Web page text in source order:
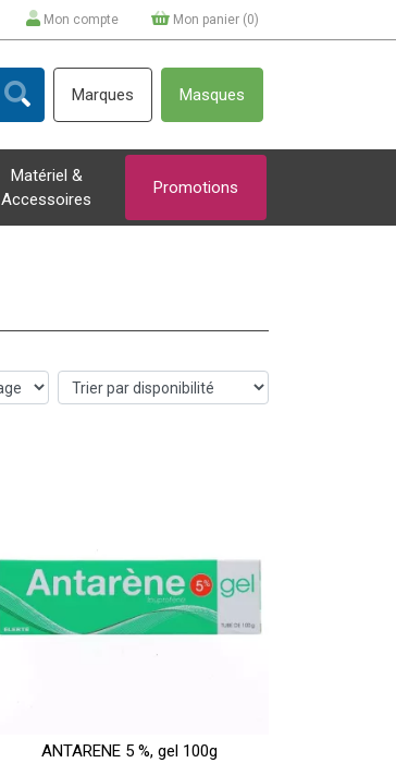
Mon compte Mon panier (0)
Marques Masques
Matériel &
Accessoires
Promotions
ANTARENE 5 %, gel 100g